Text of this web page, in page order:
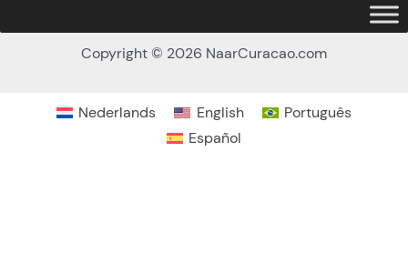
Copyright © 2026 NaarCuracao.com
Nederlands English
Português
Español